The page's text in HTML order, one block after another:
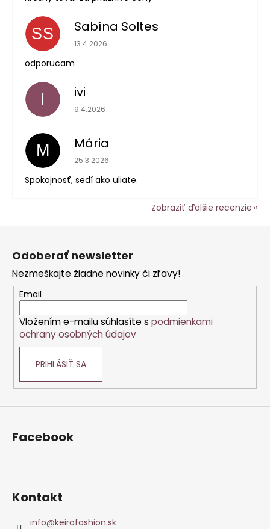
SS Sabína Soltes
Hodnotenie obchodu je 5 z 5 hviezdičiek.
13.4.2026
odporucam
I ivi
Hodnotenie obchodu je 5 z 5 hviezdičiek.
9.4.2026
M Mária
Hodnotenie obchodu je 5 z 5 hviezdičiek.
25.3.2026
Spokojnosť, sedí ako uliate.
Zobraziť ďalšie recenzie
Z
Odoberať newsletter
Nezmeškajte žiadne novinky či zľavy!
Email
Vložením e-mailu súhlasíte s podmienkami
ochrany osobných údajov
PRIHLÁSIŤ SA
Facebook
Kontakt
info@keirafashion.sk